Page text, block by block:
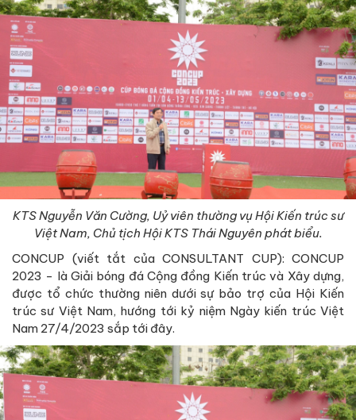
KTS Nguyễn Văn Cường, Uỷ viên thường vụ Hội Kiến trúc sư
Việt Nam, Chủ tịch Hội KTS Thái Nguyên phát biểu.
CONCUP (viết tắt của CONSULTANT CUP): CONCUP
2023 - là Giải bóng đá Cộng đồng Kiến trúc và Xây dựng,
được tổ chức thường niên dưới sự bảo trợ của Hội Kiến
trúc sư Việt Nam, hướng tới kỷ niệm Ngày kiến trúc Việt
Nam 27/4/2023 sắp tới đây.